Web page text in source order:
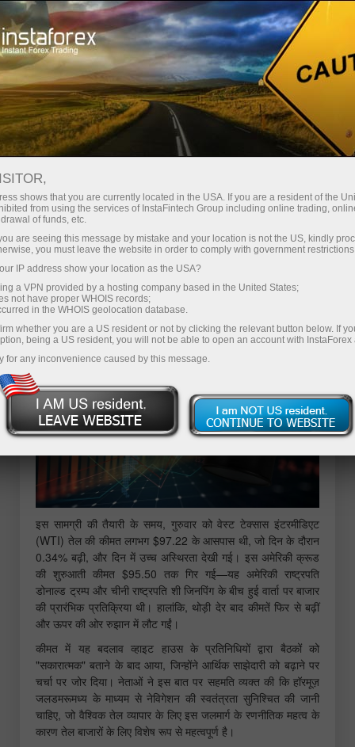
ट्रेडर्स के लिए फॉरेक्स विश्लेषण
विश्लेषणात्मक समीक्षा
Fundamental analysis
15.05.2026 10:10 AM
WTI: पूर्वानुमान। ट्रम्प और शी की वार्ता के बाद
WTI ऑयल बाजार में अनिश्चितता
इस सामग्री की तैयारी के समय, गुरुवार को वेस्ट टेक्सास इंटरमीडिएट
(WTI) तेल की कीमत लगभग $97.22 के आसपास थी, जो दिन के दौरान
0.34% बढ़ी, और दिन में उच्च अस्थिरता देखी गई। इस अमेरिकी क्रूड
की शुरुआती कीमत $95.50 तक गिर गई—यह अमेरिकी राष्ट्रपति
डोनाल्ड ट्रम्प और चीनी राष्ट्रपति शी जिनपिंग के बीच हुई वार्ता पर बाजार
की प्रारंभिक प्रतिक्रिया थी। हालांकि, थोड़ी देर बाद कीमतें फिर से बढ़ीं
और ऊपर की ओर रुझान में लौट गईं।
कीमत में यह बदलाव व्हाइट हाउस के प्रतिनिधियों द्वारा बैठकों को
"सकारात्मक" बताने के बाद आया, जिन्होंने आर्थिक साझेदारी को बढ़ाने पर
चर्चा पर जोर दिया। नेताओं ने इस बात पर सहमति व्यक्त की कि हॉरमूज़
जलडमरूमध्य के माध्यम से नेविगेशन की स्वतंत्रता सुनिश्चित की जानी
चाहिए, जो वैश्विक तेल व्यापार के लिए इस जलमार्ग के रणनीतिक महत्व के
कारण तेल बाजारों के लिए विशेष रूप से महत्वपूर्ण है।
shows that you are currently located in the USA. If you are a resident of the
from using the services of InstaFintech Group including online trading,
of funds, etc.
are seeing this message by mistake and your location is not the US, kindly
you must leave the website in order to comply with government
IP address show your location as the USA?
a VPN provided by a hosting company based in the United States;
not have proper WHOIS records;
in the WHOIS geolocation database.
whether you are a US resident or not by clicking the relevant button below. If
being a US resident, you will not be able to open an account with InstaForex
for any inconvenience caused by this message.